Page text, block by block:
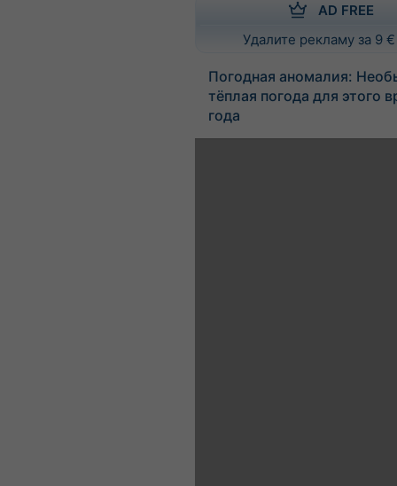
AD FREE
Удалите рекламу за 9 €
Погодная аномалия:
тёплая погода для этого
года